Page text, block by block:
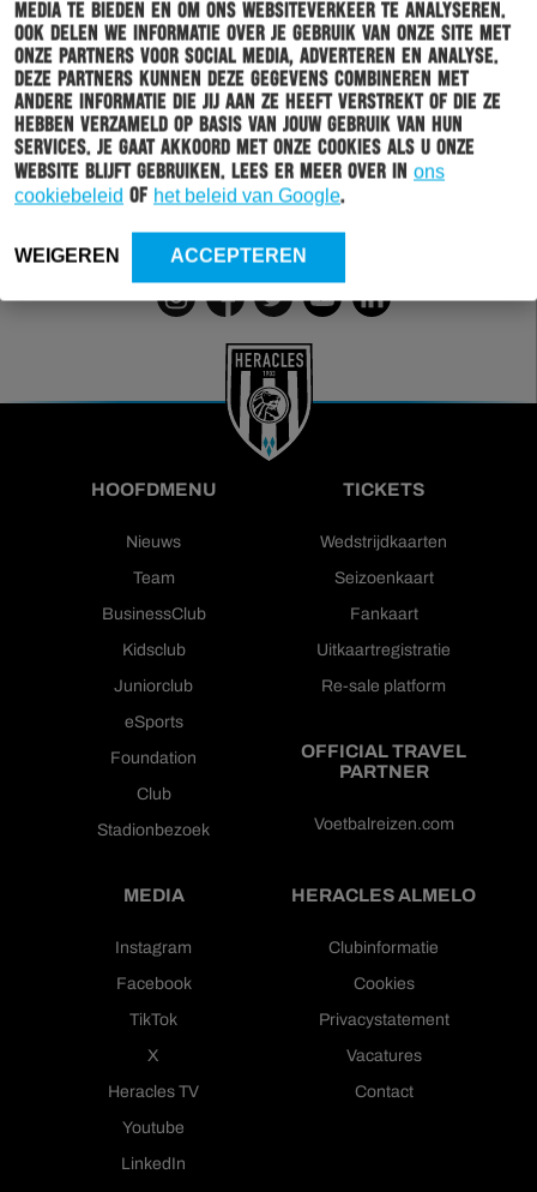
media te bieden en om ons websiteverkeer te analyseren.
Ook delen we informatie over je gebruik van onze site met
onze partners voor social media, adverteren en analyse.
Deze partners kunnen deze gegevens combineren met
andere informatie die jij aan ze heeft verstrekt of die ze
hebben verzameld op basis van jouw gebruik van hun
services. Je gaat akkoord met onze cookies als u onze
website blijft gebruiken. Lees er meer over in ons
cookiebeleid of het beleid van Google.
WEIGEREN ACCEPTEREN
Schrijf je in voor onze nieuwsbrief
Wil jij altijd en overal op de hoogte gehouden worden
van al het clubnieuws? Schrijf je dan in voor de
nieuwsbrief van Heracles Almelo. Doordat je zelf aan
kan geven welk nieuws jij van ons wil ontvangen,
sturen wij alleen nieuws wat voor jou relevant is.
INSCHRIJVEN
HOOFDMENU
Nieuws
Team
BusinessClub
Kidsclub
Juniorclub
eSports
Foundation
Club
Stadionbezoek
TICKETS
Wedstrijdkaarten
Seizoenkaart
Fankaart
Uitkaartregistratie
Re-sale platform
OFFICIAL TRAVEL
PARTNER
Voetbalreizen.com
MEDIA
Instagram
Facebook
TikTok
X
Heracles TV
Youtube
LinkedIn
HERACLES ALMELO
Clubinformatie
Cookies
Privacystatement
Vacatures
Contact